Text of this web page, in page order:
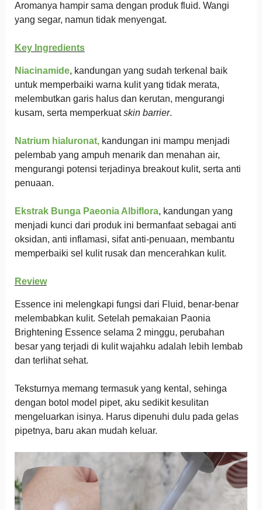
Aromanya hampir sama dengan produk fluid. Wangi
yang segar, namun tidak menyengat.
Key Ingredients
Niacinamide, kandungan yang sudah terkenal baik
untuk memperbaiki warna kulit yang tidak merata,
melembutkan garis halus dan kerutan, mengurangi
kusam, serta memperkuatskin barrier.
Natrium hialuronat,kandungan ini mampu menjadi
pelembab yang ampuh menarik dan menahan air,
mengurangi potensi terjadinya breakout kulit, serta anti
penuaan.
Ekstrak Bunga Paeonia Albiflora, kandungan yang
menjadi kunci dari produk ini bermanfaat sebagai anti
oksidan, anti inflamasi, sifat anti-penuaan, membantu
memperbaiki sel kulit rusak dan mencerahkan kulit.
Review
Essence ini melengkapi fungsi dari Fluid, benar-benar
melembabkan kulit. Setelah pemakaian Paonia
Brightening Essence selama 2 minggu, perubahan
besar yang terjadi di kulit wajahku adalah lebih lembab
dan terlihat sehat.
Teksturnya memang termasuk yang kental, sehinga
dengan botol model pipet, aku sedikit kesulitan
mengeluarkan isinya. Harus dipenuhi dulu pada gelas
pipetnya, baru akan mudah keluar.